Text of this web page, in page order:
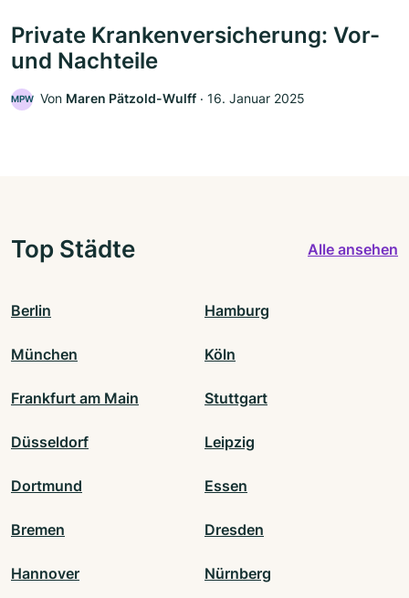
Private Krankenversicherung: Vor-
und Nachteile
MPW Von Maren Pätzold-Wulff ‧ 16. Januar 2025
Top Städte Alle ansehen
Berlin Hamburg
München Köln
Frankfurt am Main Stuttgart
Düsseldorf Leipzig
Dortmund Essen
Bremen Dresden
Hannover Nürnberg